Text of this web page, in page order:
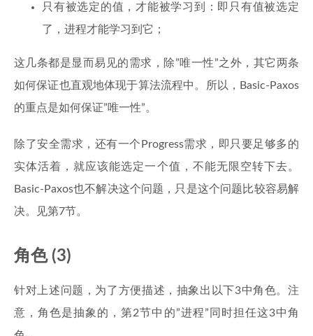
只有被选定的值，才能被学习到：即只有值被选定
了，进程才能学习到它；
这几条都是显而易见的需求，除”唯一性”之外，其它两条
如何保证也直观地体现于算法流程中。所以，Basic-Paxos
的重点是如何保证”唯一性”。
除了安全需求，还有一个Progress需求，即只要足够多的
实体活着，就应该能选定一个值，不能无限空转下去。
Basic-Paxos也不解决这个问题，只是这个问题比较容易解
决。见第7节。
角色 (3)
针对上述问题，为了方便描述，抽象出以下3中角色。注
意，角色是抽象的，第2节中的”进程”同时担任这3中角